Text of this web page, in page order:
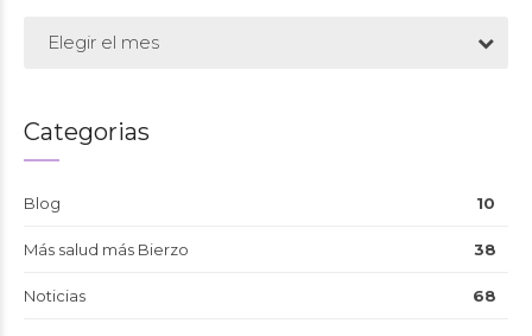
Elegir el mes
Categorias
Blog 10
Más salud más Bierzo 38
Noticias 68